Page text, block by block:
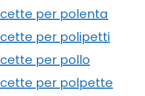
per polenta
per polipetti
per pollo
per polpette